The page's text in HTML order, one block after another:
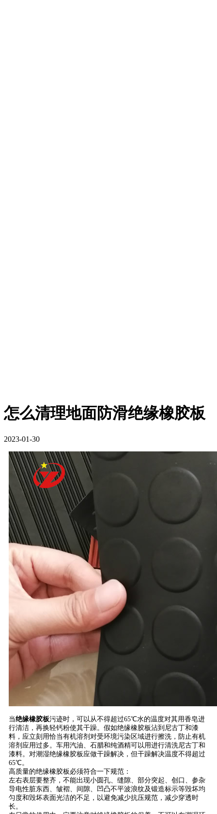
怎么清理地面防滑绝缘橡胶板
2023-01-30
当绝缘橡胶板污迹时，可以从不得超过65℃水的温度对其用香皂进
行清洁，再换轻钙粉使其干躁。假如绝缘橡胶板沾到尼古丁和漆
料，应立刻用恰当有机溶剂对受环境污染区域进行擦洗，防止有机
溶剂应用过多。车用汽油、石腊和纯酒精可以用进行清洗尼古丁和
漆料。对潮湿绝缘橡胶板应做干躁解决，但干躁解决温度不得超过
65℃。
高质量的绝缘橡胶板必须符合一下规范：
左右表层要整齐，不能出现小圆孔、缝隙、部分突起、创口、参杂
导电性脏东西、皱褶、间隙、凹凸不平波浪纹及锻造标示等毁坏均
匀度和毁坏表面光洁的不足，以避免减少抗压规范，减少穿透时
长。